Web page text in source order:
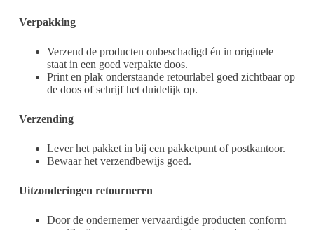
Verpakking
Verzend de producten onbeschadigd én in originele
staat in een goed verpakte doos.
Print en plak onderstaande retourlabel goed zichtbaar op
de doos of schrijf het duidelijk op.
Verzending
Lever het pakket in bij een pakketpunt of postkantoor.
Bewaar het verzendbewijs goed.
Uitzonderingen retourneren
Door de ondernemer vervaardigde producten conform